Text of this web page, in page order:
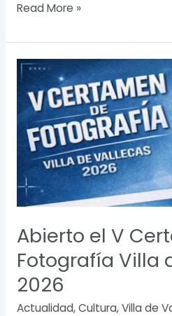
Read More »
Abierto el V
Fotografía Villa
2026
Actualidad,Cultura,Villa de
Abierto
el
Certamen
de
Fotografía
Villa
de
Vallecas